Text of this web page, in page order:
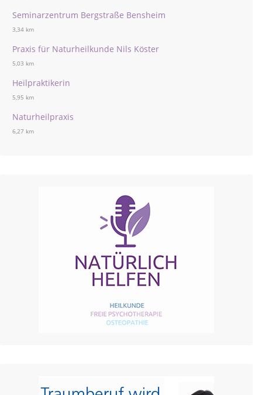
Seminarzentrum Bergstraße Bensheim
3,34 km
Praxis für Naturheilkunde Nils Köster
5,03 km
Heilpraktikerin
5,95 km
Naturheilpraxis
6,27 km